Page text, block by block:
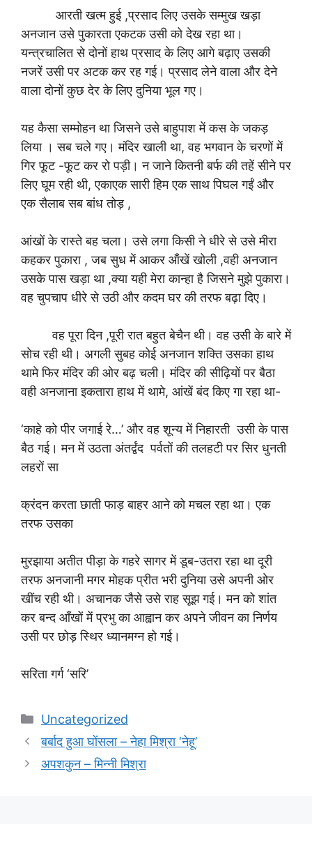
आरती खत्म हुई ,प्रसाद लिए उसके सम्मुख खड़ा
अनजान उसे पुकारता एकटक उसी को देख रहा था।
यन्त्रचालित से दोनों हाथ प्रसाद के लिए आगे बढ़ाए उसकी
नजरें उसी पर अटक कर रह गई। प्रसाद लेने वाला और देने
वाला दोनों कुछ देर के लिए दुनिया भूल गए।
यह कैसा सम्मोहन था जिसने उसे बाहुपाश में कस के जकड़
लिया । सब चले गए। मंदिर खाली था, वह भगवान के चरणों में
गिर फूट -फूट कर रो पड़ी। न जाने कितनी बर्फ की तहें सीने पर
लिए घूम रही थी, एकाएक सारी हिम एक साथ पिघल गईं और
एक सैलाब सब बांध तोड़ ,
आंखों के रास्ते बह चला। उसे लगा किसी ने धीरे से उसे मीरा
कहकर पुकारा , जब सुध में आकर ऑंखें खोली ,वही अनजान
उसके पास खड़ा था ,क्या यही मेरा कान्हा है जिसने मुझे पुकारा।
वह चुपचाप धीरे से उठी और कदम घर की तरफ बढ़ा दिए।
वह पूरा दिन ,पूरी रात बहुत बेचैन थी। वह उसी के बारे में
सोच रही थी। अगली सुबह कोई अनजान शक्ति उसका हाथ
थामे फिर मंदिर की ओर बढ़ चली। मंदिर की सीढ़ियों पर बैठा
वही अनजाना इकतारा हाथ में थामे, आंखें बंद किए गा रहा था-
‘काहे को पीर जगाई रे…’ और वह शून्य में निहारती उसी के पास
बैठ गई। मन में उठता अंतर्द्वंद पर्वतों की तलहटी पर सिर धुनती
लहरों सा
क्रंदन करता छाती फाड़ बाहर आने को मचल रहा था। एक
तरफ उसका
मुरझाया अतीत पीड़ा के गहरे सागर में डूब-उतरा रहा था दूरी
तरफ अनजानी मगर मोहक प्रीत भरी दुनिया उसे अपनी ओर
खींच रही थी। अचानक जैसे उसे राह सूझ गई। मन को शांत
कर बन्द आँखों में प्रभु का आह्वान कर अपने जीवन का निर्णय
उसी पर छोड़ स्थिर ध्यानमग्न हो गई।
सरिता गर्ग ‘सरि’
Categories
Uncategorized
बर्बाद हुआ घोंसला – नेहा मिश्रा ‘नेहू’
अपशकुन – मिन्नी मिश्रा